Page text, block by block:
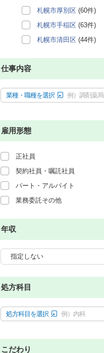
札幌市厚別区 (60件)
札幌市手稲区 (63件)
札幌市清田区 (44件)
仕事内容
業種・職種を選択 例）調剤薬局
雇用形態
正社員
契約社員・嘱託社員
パート・アルバイト
業務委託その他
年収
処方科目
処方科目を選択 例）内科
こだわり